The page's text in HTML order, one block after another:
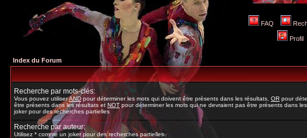
FAQ
Profil
Index du Forum
Recherche par mots-clés:
Vous pouvez utiliserANDpour déterminer les mots qui doivent être présents dans les résultats,ORpour
être présents dans les résultats etNOTpour déterminer les mots qui ne devraient pas être présents dans
joker pour des recherches partielles
Recherche par auteur:
Utilisez * comme un joker pour des recherches partielles